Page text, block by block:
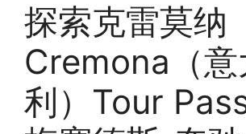
探索克雷莫纳
Cremona（意
利）Tour